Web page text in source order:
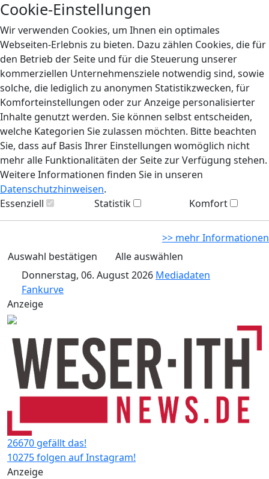
Cookie-Einstellungen
Wir verwenden Cookies, um Ihnen ein optimales
Webseiten-Erlebnis zu bieten. Dazu zählen Cookies, die für
den Betrieb der Seite und für die Steuerung unserer
kommerziellen Unternehmensziele notwendig sind, sowie
solche, die lediglich zu anonymen Statistikzwecken, für
Komforteinstellungen oder zur Anzeige personalisierter
Inhalte genutzt werden. Sie können selbst entscheiden,
welche Kategorien Sie zulassen möchten. Bitte beachten
Sie, dass auf Basis Ihrer Einstellungen womöglich nicht
mehr alle Funktionalitäten der Seite zur Verfügung stehen.
Weitere Informationen finden Sie in unseren
Datenschutzhinweisen.
Essenziell
Statistik Komfort
>> mehr Informationen
Auswahl bestätigen
Alle auswählen
Donnerstag, 06. August 2026 Mediadaten
Fankurve
Anzeige
26670 gefällt das!
10275 folgen auf Instagram!
Anzeige